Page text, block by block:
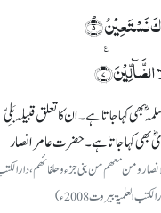
کہا جاتا ہے۔ ان کا تعلق قبیلہ بَلِیّ
کہا جاتا ہے۔ حضرت عامر انصار
النبویۃ لابن ہشام صفحہ468، الانصار و من معھم من بنی جزء وحلفائھم،